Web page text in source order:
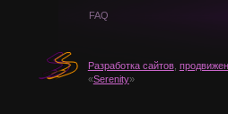
FAQ
Разработка сайтов,
«Serenity»